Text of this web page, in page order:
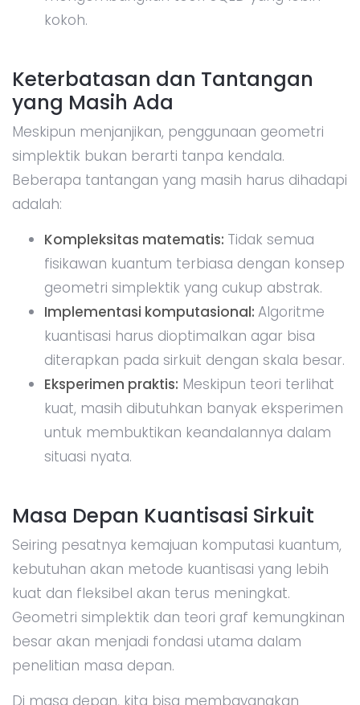
kokoh.
Keterbatasan dan Tantangan
yang Masih Ada
Meskipun menjanjikan, penggunaan geometri
simplektik bukan berarti tanpa kendala.
Beberapa tantangan yang masih harus dihadapi
adalah:
Kompleksitas matematis: Tidak semua
fisikawan kuantum terbiasa dengan konsep
geometri simplektik yang cukup abstrak.
Implementasi komputasional: Algoritme
kuantisasi harus dioptimalkan agar bisa
diterapkan pada sirkuit dengan skala besar.
Eksperimen praktis: Meskipun teori terlihat
kuat, masih dibutuhkan banyak eksperimen
untuk membuktikan keandalannya dalam
situasi nyata.
Masa Depan Kuantisasi Sirkuit
Seiring pesatnya kemajuan komputasi kuantum,
kebutuhan akan metode kuantisasi yang lebih
kuat dan fleksibel akan terus meningkat.
Geometri simplektik dan teori graf kemungkinan
besar akan menjadi fondasi utama dalam
penelitian masa depan.
Di masa depan, kita bisa membayangkan